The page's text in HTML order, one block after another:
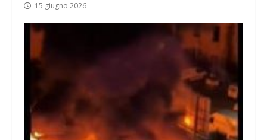
15 giugno 2026